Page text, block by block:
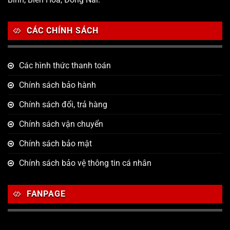
CÁC CHÍNH SÁCH
Các hình thức thanh toán
Chính sách bảo hành
Chính sách đổi, trả hàng
Chính sách vận chuyển
Chính sách bảo mật
Chính sách bảo vệ thông tin cá nhân
FANPAGE